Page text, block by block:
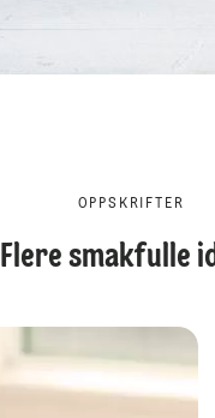
OPPSKRIFTER
Flere smakfulle